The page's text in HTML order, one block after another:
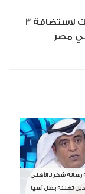
اتحاد الكرة يتحرك لاستضافة 3
مصر
رسالة شكر لـ الأهلي
تهنئة بطل آسيا